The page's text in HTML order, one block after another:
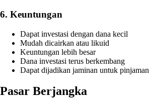
6. Keuntungan
Dapat investasi dengan dana kecil
Mudah dicairkan atau likuid
Keuntungan lebih besar
Dana investasi terus berkembang
Dapat dijadikan jaminan untuk pinjaman
Pasar Berjangka